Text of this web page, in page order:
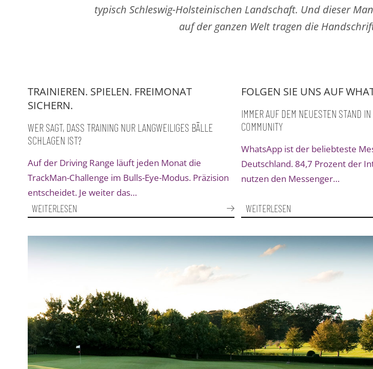
typisch Schleswig-Holsteinischen Landschaft. Und dieser
auf der ganzen Welt tragen die
TRAINIEREN. SPIELEN. FREIMONAT
SICHERN.
WER SAGT, DASS TRAINING NUR LANGWEILIGES BÄLLE
SCHLAGEN IST?
Auf der Driving Range läuft jeden Monat die
TrackMan-Challenge im Bulls-Eye-Modus. Präzision
entscheidet. Je weiter das…
WEITERLESEN
FOLGEN SIE UNS AUF
IMMER AUF DEM NEUESTEN STAND
COMMUNITY
WhatsApp ist der beliebteste
Deutschland. 84,7 Prozent der
nutzen den Messenger…
WEITERLESEN